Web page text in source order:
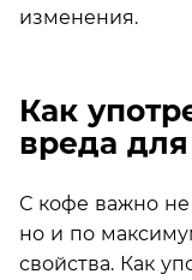
изменения.
Как
вреда
С кофе важно не
но и по
свойства. Как